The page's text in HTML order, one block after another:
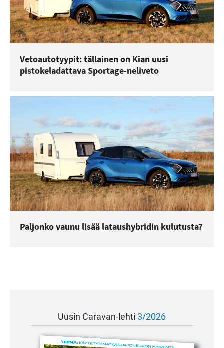
Vetoautotyypit: tällainen on Kian uusi
pistokeladattava Sportage-neliveto
Paljonko vaunu lisää lataushybridin kulutusta?
Uusin Caravan-lehti 3/2026